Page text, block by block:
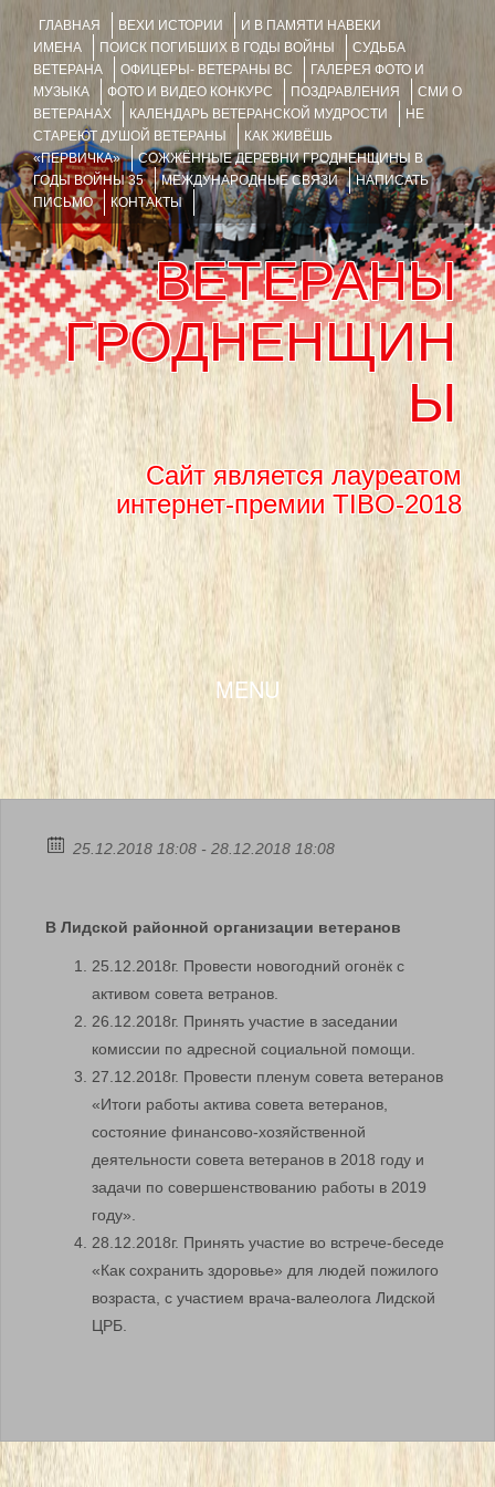
ГЛАВНАЯ ВЕХИ ИСТОРИИ
И В ПАМЯТИ НАВЕКИ
ИМЕНА
ПОИСК ПОГИБШИХ В ГОДЫ ВОЙНЫ
СУДЬБА
ВЕТЕРАНА
ОФИЦЕРЫ- ВЕТЕРАНЫ ВС
ГАЛЕРЕЯ ФОТО И
МУЗЫКА
ФОТО И ВИДЕО КОНКУРС ПОЗДРАВЛЕНИЯ
СМИ О
ВЕТЕРАНАХ
КАЛЕНДАРЬ ВЕТЕРАНСКОЙ МУДРОСТИ
НЕ
СТАРЕЮТ ДУШОЙ ВЕТЕРАНЫ
КАК ЖИВЁШЬ
«ПЕРВИЧКА»
СОЖЖЁННЫЕ ДЕРЕВНИ ГРОДНЕНЩИНЫ В
ГОДЫ ВОЙНЫ 35
МЕЖДУНАРОДНЫЕ СВЯЗИ
НАПИСАТЬ
ПИСЬМО
КОНТАКТЫ
ВЕТЕРАНЫ
ГРОДНЕНЩИН
Ы
Сайт является лауреатом
интернет-премии TIBO-2018
MENU
SKIP TO CONTENT
25.12.2018 18:08 - 28.12.2018 18:08
В Лидской районной организации ветеранов
25.12.2018г. Провести новогодний огонёк с
активом совета ветранов.
26.12.2018г. Принять участие в заседании
комиссии по адресной социальной помощи.
27.12.2018г. Провести пленум совета ветеранов
«Итоги работы актива совета ветеранов,
состояние финансово-хозяйственной
деятельности совета ветеранов в 2018 году и
задачи по совершенствованию работы в 2019
году».
28.12.2018г. Принять участие во встрече-беседе
«Как сохранить здоровье» для людей пожилого
возраста, с участием врача-валеолога Лидской
ЦРБ.